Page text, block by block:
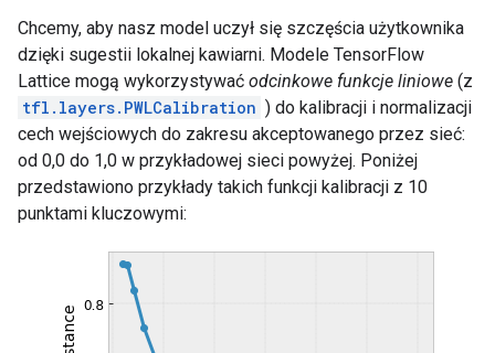
Chcemy, aby nasz model uczył się szczęścia użytkownika
dzięki sugestii lokalnej kawiarni. Modele TensorFlow
Lattice mogą wykorzystywać odcinkowe funkcje liniowe (z
tfl.layers.PWLCalibration ) do kalibracji i normalizacji
cech wejściowych do zakresu akceptowanego przez sieć:
od 0,0 do 1,0 w przykładowej sieci powyżej. Poniżej
przedstawiono przykłady takich funkcji kalibracji z 10
punktami kluczowymi: